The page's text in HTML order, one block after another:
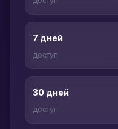
7 дней
доступ
30 дней
доступ